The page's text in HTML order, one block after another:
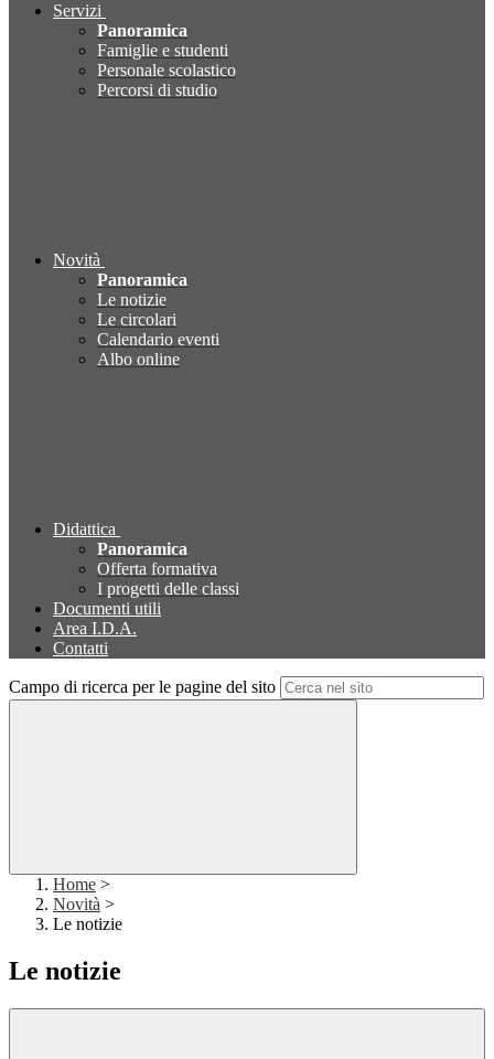
Servizi
Panoramica
Famiglie e studenti
Personale scolastico
Percorsi di studio
Novità
Panoramica
Le notizie
Le circolari
Calendario eventi
Albo online
Didattica
Panoramica
Offerta formativa
I progetti delle classi
Documenti utili
Area I.D.A.
Contatti
Campo di ricerca per le pagine del sito
Home >
Novità >
Le notizie
Le notizie